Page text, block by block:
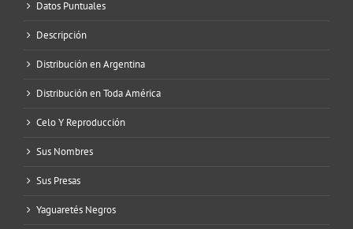
Datos Puntuales
Descripción
Distribución en Argentina
Distribución en Toda América
Celo Y Reproducción
Sus Nombres
Sus Presas
Yaguaretés Negros